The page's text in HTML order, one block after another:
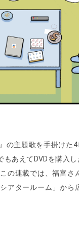
の主題歌を手掛けた
あえてDVDを購入
の連載では、福富さ
アタールーム」か